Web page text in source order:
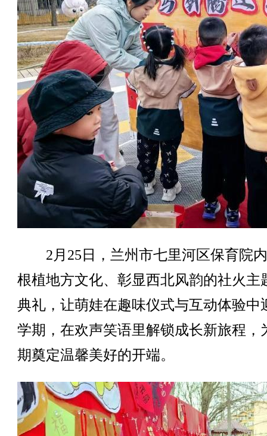
2月25日，兰州市七里河区保育院
根植地方文化、彰显西北风韵的社火主
典礼，让萌娃在趣味仪式与互动体验中
学期，在欢声笑语里解锁成长新旅程，
期奠定温馨美好的开端。